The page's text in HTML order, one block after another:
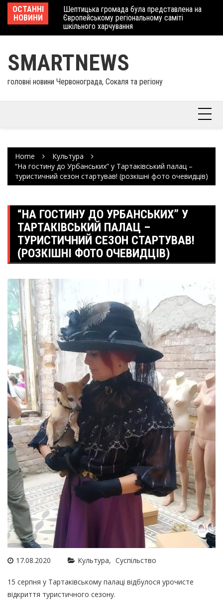
Skip
content
ОСТАННІ
НОВИНИ
нагородження
народного
Шептицька громада була представлена на
Європейському регіональному саміті
шкільного харчування
SMARTNEWS
головні новини Червонограда, Сокаля та регіону
Home
Культура
“На гостину до Урбанських” у Тартаківський палац –
туристичний сезон стартував! (розкішні фото очевидців)
“НА ГОСТИНУ ДО УРБАНСЬКИХ” У
ТАРТАКІВСЬКИЙ ПАЛАЦ –
ТУРИСТИЧНИЙ СЕЗОН СТАРТУВАВ!
(РОЗКІШНІ ФОТО ОЧЕВИДЦІВ)
17.08.2020 Культура Суспільство
15 серпня у Тартаківському палаці відбулося урочисте
відкриття туристичного сезону.